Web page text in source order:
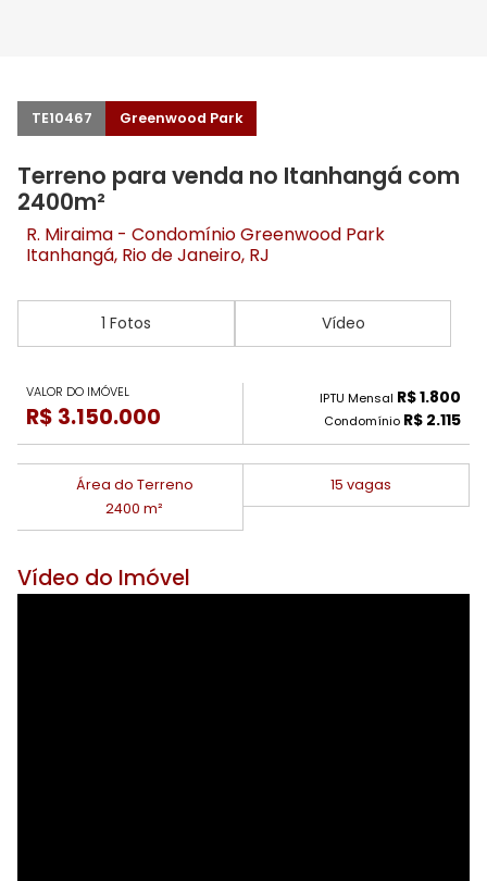
TE10467 Greenwood Park
Terreno para venda no Itanhangá com
2400m²
R. Miraima - Condomínio Greenwood Park
Itanhangá, Rio de Janeiro, RJ
1 Fotos Vídeo
VALOR DO IMÓVEL
R$ 3.150.000
IPTU Mensal R$ 1.800
Condomínio R$ 2.115
Área do Terreno
2400 m²
15 vagas
Vídeo do Imóvel